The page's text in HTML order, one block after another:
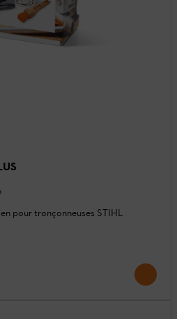
pour tronçonneuses STIHL